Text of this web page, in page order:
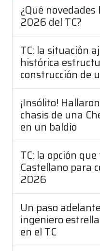
¿Qué
2026 del TC?
TC: la situación
histórica
construcción de
¡Insólito!
chasis de una
en un baldío
TC: la opción
Castellano para
2026
Un paso
ingeniero
en el TC